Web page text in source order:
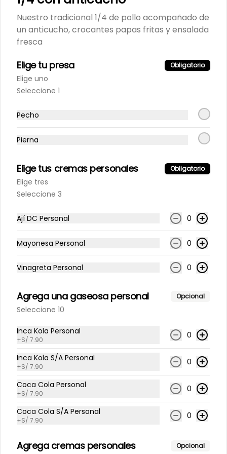
Inca Kola 500Ml
Conócenos
Despacho
Política de privacidad
Nuestro tradicional 1/4 de pollo acompañado de
un anticucho, crocantes papas fritas y ensalada
fresca
Elige tu presa Obligatorio
Elige uno
Seleccione 1
Pecho
Pierna
Elige tus cremas personales Obligatorio
Elige tres
Seleccione 3
Ají DC Personal 0
Mayonesa Personal 0
Vinagreta Personal 0
Agrega una gaseosa personal Opcional
Seleccione 10
Inca Kola Personal
+S/ 7.90 0
Inca Kola S/A Personal
+S/ 7.90 0
Coca Cola Personal
+S/ 7.90 0
Coca Cola S/A Personal
+S/ 7.90 0
Agrega cremas personales Opcional